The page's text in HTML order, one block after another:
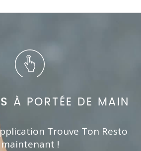
À PORTÉE DE MAIN
Trouve Ton Resto
maintenant !